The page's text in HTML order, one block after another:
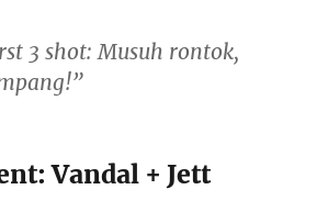
3 shot: Musuh rontok,
Vandal + Jett